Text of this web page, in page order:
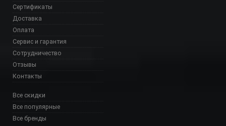
Сертификаты
Доставка
Оплата
Сервис и гарантия
Сотрудничество
Отзывы
Контакты
Все скидки
Все популярные
Все бренды